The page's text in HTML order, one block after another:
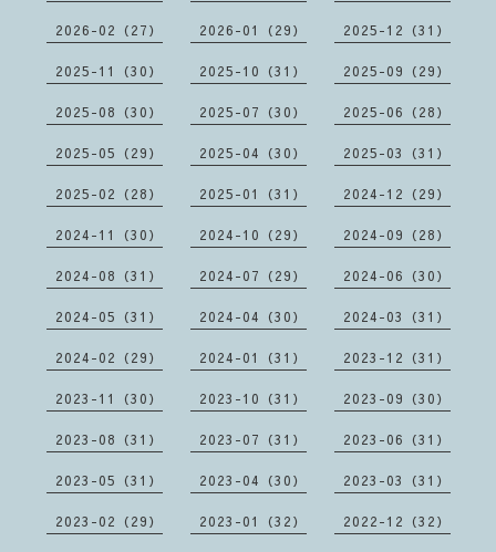
2026-02（27） 2026-01（29） 2025-12（31）
2025-11（30） 2025-10（31） 2025-09（29）
2025-08（30） 2025-07（30） 2025-06（28）
2025-05（29） 2025-04（30） 2025-03（31）
2025-02（28） 2025-01（31） 2024-12（29）
2024-11（30） 2024-10（29） 2024-09（28）
2024-08（31） 2024-07（29） 2024-06（30）
2024-05（31） 2024-04（30） 2024-03（31）
2024-02（29） 2024-01（31） 2023-12（31）
2023-11（30） 2023-10（31） 2023-09（30）
2023-08（31） 2023-07（31） 2023-06（31）
2023-05（31） 2023-04（30） 2023-03（31）
2023-02（29） 2023-01（32） 2022-12（32）